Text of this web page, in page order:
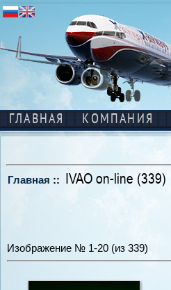
ГЛАВНАЯ КОМПАНИЯ
Главная :: IVAO on-line (339)
Изображение № 1-20 (из 339)